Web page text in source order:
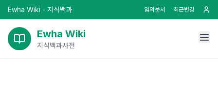
Ewha Wiki - 지식백과 임의문서 최근변경
Ewha Wiki
지식백과사전